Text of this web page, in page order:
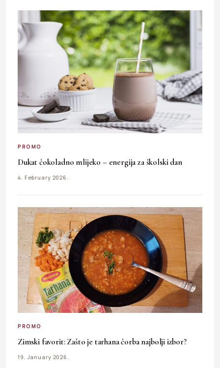
PROMO
Dukat čokoladno mlijeko – energija za školski dan
4. February 2026.
PROMO
Zimski favorit: Zašto je tarhana čorba najbolji izbor?
19. January 2026.